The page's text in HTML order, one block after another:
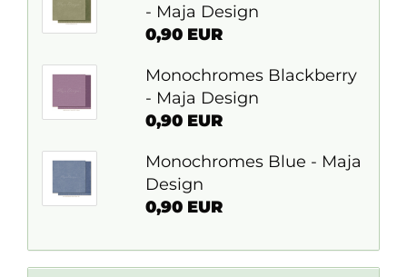
- Maja Design
0,90 EUR
Monochromes Blackberry
- Maja Design
0,90 EUR
Monochromes Blue - Maja
Design
0,90 EUR